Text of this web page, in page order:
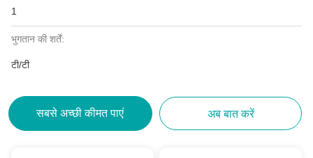
1
भुगतान की शर्तें:
टी/टी
सबसे अच्छी कीमत पाएं अब बात करें